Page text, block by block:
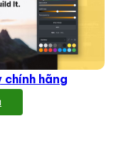
chính hãng